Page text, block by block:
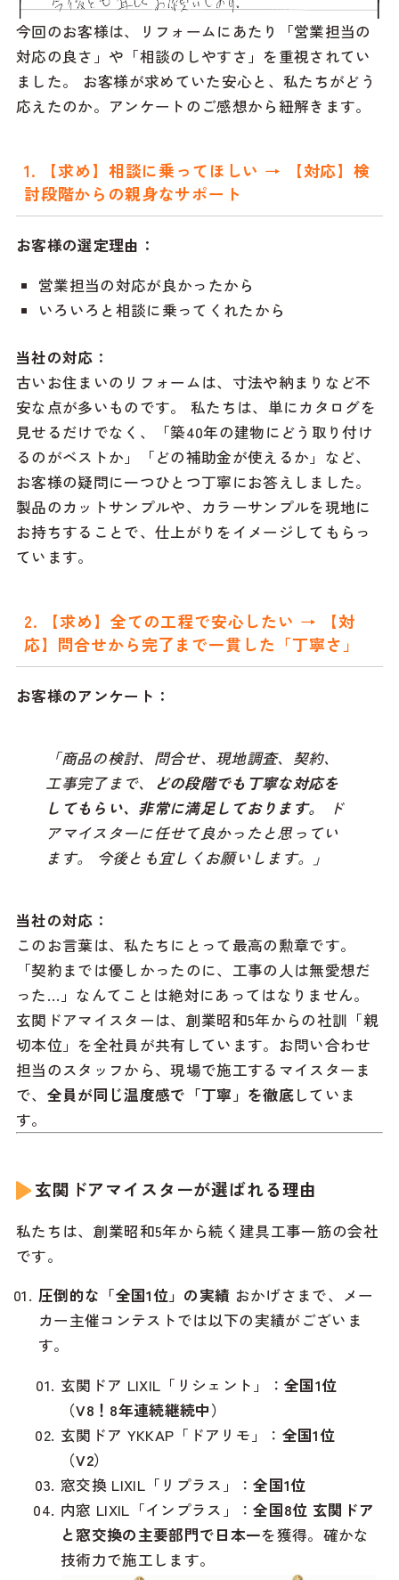
今回のお客様は、リフォームにあたり「営業担当の
対応の良さ」や「相談のしやすさ」を重視されてい
ました。 お客様が求めていた安心と、私たちがどう
応えたのか。アンケートのご感想から紐解きます。
1. 【求め】相談に乗ってほしい → 【対応】検
討段階からの親身なサポート
お客様の選定理由：
営業担当の対応が良かったから
いろいろと相談に乗ってくれたから
当社の対応：
古いお住まいのリフォームは、寸法や納まりなど不
安な点が多いものです。 私たちは、単にカタログを
見せるだけでなく、「築40年の建物にどう取り付け
るのがベストか」「どの補助金が使えるか」など、
お客様の疑問に一つひとつ丁寧にお答えしました。
製品のカットサンプルや、カラーサンプルを現地に
お持ちすることで、仕上がりをイメージしてもらっ
ています。
2. 【求め】全ての工程で安心したい → 【対
応】問合せから完了まで一貫した「丁寧さ」
お客様のアンケート：
「商品の検討、問合せ、現地調査、契約、
工事完了まで、
どの段階でも丁寧な対応を
してもらい、非常に満足しております。
ド
アマイスターに任せて良かったと思ってい
ます。 今後とも宜しくお願いします。」
当社の対応：
このお言葉は、私たちにとって最高の勲章です。
「契約までは優しかったのに、工事の人は無愛想だ
った…」なんてことは絶対にあってはなりません。
玄関ドアマイスターは、創業昭和5年からの社訓「親
切本位」を全社員が共有しています。お問い合わせ
担当のスタッフから、現場で施工するマイスターま
で、 全員が同じ温度感で「丁寧」を徹底していま
す。
玄関ドアマイスターが選ばれる理由
私たちは、創業昭和5年から続く建具工事一筋の会社
です。
圧倒的な「全国1位」の実績 おかげさまで、メー
カー主催コンテストでは以下の実績がございま
す。
玄関ドア LIXIL「リシェント」：全国1位
（V8！8年連続継続中）
玄関ドア YKKAP「ドアリモ」： 全国1位
（V2）
窓交換 LIXIL「リプラス」：全国1位
内窓 LIXIL「インプラス」：全国8位 玄関ドア
と窓交換の主要部門で日本一を獲得。確かな
技術力で施工します。